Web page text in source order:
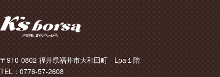
〒910-0802 福井県福井市大和田町 Lpa１階
TEL：0776-57-2608